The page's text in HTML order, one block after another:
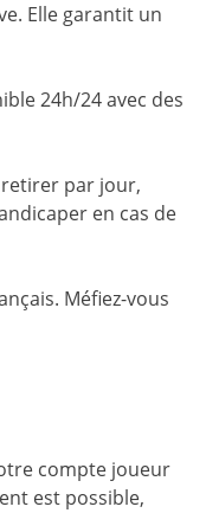
Elle garantit un
24h/24 avec des
par jour,
en cas de
Méfiez-vous
compte joueur
est possible,